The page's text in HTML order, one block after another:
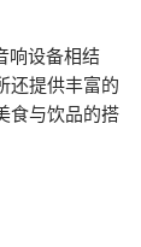
响设备相结
还提供丰富的
食与饮品的搭